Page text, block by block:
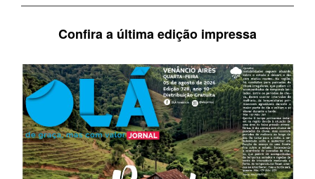
Confira a última edição impressa